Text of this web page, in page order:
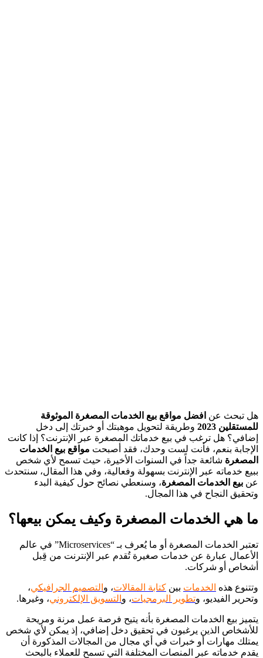
هل تبحث عن افضل مواقع بيع الخدمات المصغرة الموثوقة
للمستقلين 2023
وطريقة لتحويل موهبتك أو خبرتك إلى دخل
إضافي؟ هل ترغب في بيع خدماتك المصغرة عبر الإنترنت؟ إذا كانت
الإجابة بنعم، فأنت لست وحدك، فقد أصبحت مواقع بيع الخدمات
المصغرة شائعة جداً في السنوات الأخيرة، حيث تسمح لأي شخص
ببيع خدماته عبر الإنترنت بسهولة وفعالية، وفي هذا المقال، سنتحدث
عن بيع الخدمات المصغرة، وسنعطي نصائح حول كيفية البدء
وتحقيق النجاح في هذا المجال.
ما هي الخدمات المصغرة وكيف يمكن بيعها؟
تعتبر الخدمات المصغرة أو ما يُعرف بـ “Microservices” في عالم
الأعمال عبارة عن خدمات صغيرة تُقدم عبر الإنترنت من قِبل
أشخاص أو شركات.
وتتنوع هذه الخدمات بين كتابة المقالات، و التصميم الجرافيكي،
وتحرير الفيديو، وتطوير البرمجيات، و التسويق الإلكتروني، وغيرها.
يتميز بيع الخدمات المصغرة بأنه يتيح فرصة عمل مرنة ومريحة
للأشخاص الذين يرغبون في تحقيق دخل إضافي، إذ يمكن لأي شخص
يمتلك مهارات أو خبرات في أي مجال من المجالات المذكورة أن
يقدم خدماته عبر المنصات المختلفة التي تسمح للعملاء بالبحث